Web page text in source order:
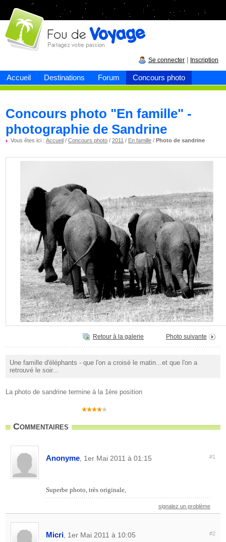
Accueil Destinations Forum Concours photo
Fou devoyage
Se connecter Inscription
Concours photo "En famille" -
photographie de Sandrine
Vous êtes ici :Accueil /Concours photo /2011 / En famille /Photo de sandrine
Retour à la galerie Photo suivante
Une famille d'éléphants - que l'on a croisé le matin...et que l'on a
retrouvé le soir...
La photo de sandrine termine à la 1ère position
Commentaires
Anonyme , 1er Mai 2011 à 01:15 #1
Superbe photo, très originale,
signalez un problème
Micri , 1er Mai 2011 à 10:05 #2